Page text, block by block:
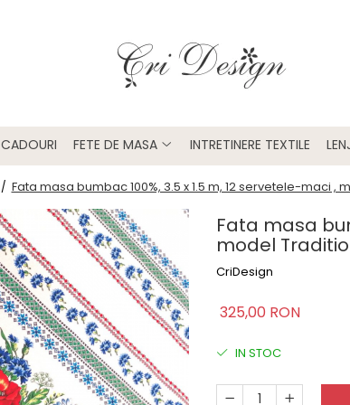
FETE DE MASA INTRETINERE TEXTILE
Fata masa bumbac 100%, 3.5 x 1.5 m, 12 servetele-maci
Fata masa
model
CriDesign
325,00 RON
IN STOC